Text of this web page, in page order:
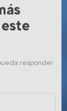
responder